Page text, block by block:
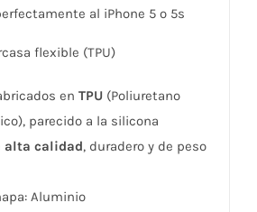
al iPhone 5 o 5s
flexible (TPU)
en TPU(Poliuretano
parecido a la silicona
alta calidad, duradero y de peso
Aluminio